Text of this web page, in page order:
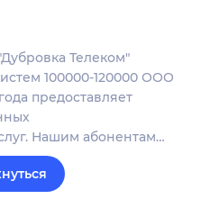
Телеком"
100000-120000 ООО
предоставляет
Нашим абонентам…